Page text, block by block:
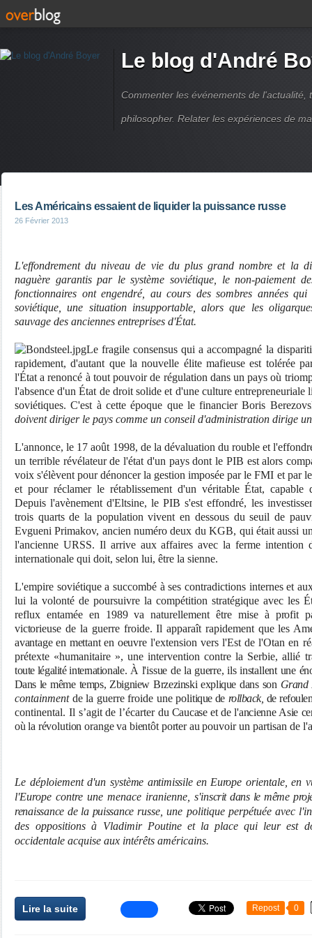
Le blog d'André
Commenter les événements de
philosopher. Relater les expériences de
Les Américains essaient de liquider la puissance russe
26 Février 2013
L'effondrement du niveau de vie du plus grand nombre et la
naguère garantis par le système soviétique, le non-paiement
fonctionnaires ont engendré, au cours des sombres années
soviétique, une situation insupportable, alors que les
sauvage des anciennes entreprises d'État.
Le fragile consensus qui a accompagné la
rapidement, d'autant que la nouvelle élite mafieuse est tolérée
l'État a renoncé à tout pouvoir de régulation dans un pays où
l'absence d'un État de droit solide et d'une culture entrepreneuriale
soviétiques. C'est à cette époque que le financier Boris
doivent diriger le pays comme un conseil d'administration dirige
L'annonce, le 17 août 1998, de la dévaluation du rouble et
un terrible révélateur de l'état d'un pays dont le PIB est alors
voix s'élèvent pour dénoncer la gestion imposée par le FMI et par
et pour réclamer le rétablissement d'un véritable État, capable
Depuis l'avènement d'Eltsine, le PIB s'est effondré, les
trois quarts de la population vivent en dessous du seuil de
Evgueni Primakov, ancien numéro deux du KGB, qui était aussi
l'ancienne URSS. Il arrive aux affaires avec la ferme intention
internationale qui doit, selon lui, être la sienne.
L'empire soviétique a succombé à ses contradictions internes et
lui la volonté de poursuivre la compétition stratégique avec les
reflux entamée en 1989 va naturellement être mise à profit
victorieuse de la guerre froide. Il apparaît rapidement que les
avantage en mettant en oeuvrel'extension vers l'Est de l'Otan en
prétexte «humanitaire », une intervention contre la Serbie, allié
toute légalité internationale. À l'issue de la guerre, ils installent une
Dans le même temps, Zbigniew Brzezinski explique dans son Grand
containment de la guerre froide une politique de rollback, de
continental. Il s’agit de l’écarter du Caucase et de l'ancienne Asie
où la révolution orange va bientôt porter au pouvoir un partisan de
Le déploiement d'un système antimissile en Europeorientale, en
l'Europe contre une menace iranienne, s'inscrit dans le même
renaissance de la puissance russe, une politique perpétuée avec
des oppositions à Vladimir Poutine et la place qui leurest
occidentale acquise aux intérêts américains.
Lire la suite Repost 0